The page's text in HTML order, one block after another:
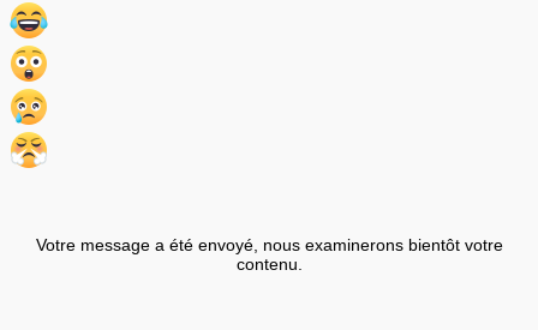
Votre message a été envoyé, nous examinerons bientôt votre
contenu.